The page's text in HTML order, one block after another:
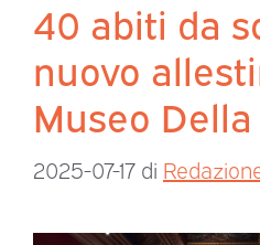
40 abiti da
nuovo
Museo
2025-07-17 di